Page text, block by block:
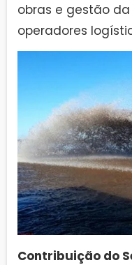
obras e gestão
operadores
Contribuição do